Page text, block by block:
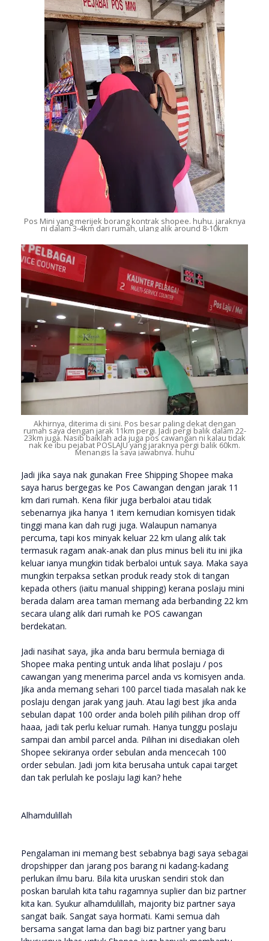
Pos Mini yang merijek borang kontrak shopee. huhu. jaraknya
ni dalam 3-4km dari rumah, ulang alik around 8-10km
Akhirnya, diterima di sini. Pos besar paling dekat dengan
rumah saya dengan jarak 11km pergi. Jadi pergi balik dalam 22-
23km juga. Nasib baiklah ada juga pos cawangan ni kalau tidak
nak ke ibu pejabat POSLAJU yang jaraknya pergi balik 60km.
Menangis la saya jawabnya. huhu
Jadi jika saya nak gunakan Free Shipping Shopee maka
saya harus bergegas ke Pos Cawangan dengan jarak 11
km dari rumah. Kena fikir juga berbaloi atau tidak
sebenarnya jika hanya 1 item kemudian komisyen tidak
tinggi mana kan dah rugi juga. Walaupun namanya
percuma, tapi kos minyak keluar 22 km ulang alik tak
termasuk ragam anak-anak dan plus minus beli itu ini jika
keluar ianya mungkin tidak berbaloi untuk saya. Maka saya
mungkin terpaksa setkan produk ready stok di tangan
kepada others (iaitu manual shipping) kerana poslaju mini
berada dalam area taman memang ada berbanding 22 km
secara ulang alik dari rumah ke POS cawangan
berdekatan.
Jadi nasihat saya, jika anda baru bermula berniaga di
Shopee maka penting untuk anda lihat poslaju / pos
cawangan yang menerima parcel anda vs komisyen anda.
Jika anda memang sehari 100 parcel tiada masalah nak ke
poslaju dengan jarak yang jauh. Atau lagi best jika anda
sebulan dapat 100 order anda boleh pilih pilihan drop off
haaa, jadi tak perlu keluar rumah. Hanya tunggu poslaju
sampai dan ambil parcel anda. Pilihan ini disediakan oleh
Shopee sekiranya order sebulan anda mencecah 100
order sebulan. Jadi jom kita berusaha untuk capai target
dan tak perlulah ke poslaju lagi kan? hehe
Alhamdulillah
Pengalaman ini memang best sebabnya bagi saya sebagai
dropshipper dan jarang pos barang ni kadang-kadang
perlukan ilmu baru. Bila kita uruskan sendiri stok dan
poskan barulah kita tahu ragamnya suplier dan biz partner
kita kan. Syukur alhamdulillah, majority biz partner saya
sangat baik. Sangat saya hormati. Kami semua dah
bersama sangat lama dan bagi biz partner yang baru